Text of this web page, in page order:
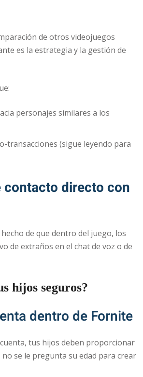
de otros videojuegos
es la estrategia y la gestión de
personajes similares a los
transacciones (sigue leyendo para
contacto directo con
de que dentro del juego, los
de extraños en el chat de voz o de
hijos seguros?
dentro de Fornite
tus hijos deben proporcionar
se le pregunta su edad para crear